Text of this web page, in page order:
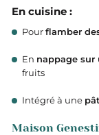
En cuisine :
Pourflamber
En nappage sur
fruits
Intégré à une
Maison